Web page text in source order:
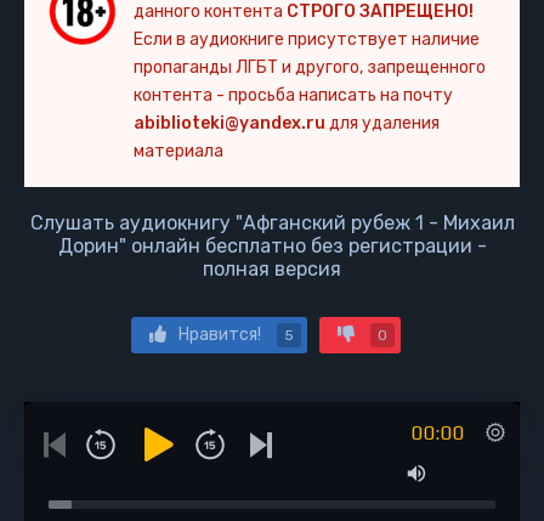
данного контента СТРОГО ЗАПРЕЩЕНО!
Если в аудиокниге присутствует наличие
пропаганды ЛГБТ и другого, запрещенного
контента - просьба написать на почту
abiblioteki@yandex.ru для удаления
материала
Слушать аудиокнигу "Афганский рубеж 1 - Михаил
Дорин" онлайн бесплатно без регистрации -
полная версия
Нравится! 5 0
00:00